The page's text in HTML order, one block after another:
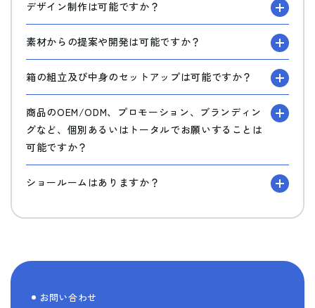
デザイン制作は可能ですか？
素材からの提案や開発は可能ですか？
箱の組立及び中身のセットアップは可能ですか？
商品のOEM/ODM、プロモーション、ブランディン
グなど、個別あるいはトータルでお願いすることは
可能ですか？
ショールームはありますか？
お問い合わせ